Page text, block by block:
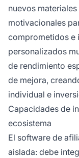
nuevos
motivacionales
comprometidos e
personalizados
de rendimiento
de mejora,
individual e
Capacidades de
ecosistema
El software de
aislada: debe